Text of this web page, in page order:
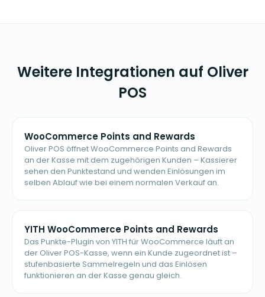
Weitere Integrationen auf Oliver
POS
WooCommerce Points and Rewards
Oliver POS öffnet WooCommerce Points and Rewards
an der Kasse mit dem zugehörigen Kunden – Kassierer
sehen den Punktestand und wenden Einlösungen im
selben Ablauf wie bei einem normalen Verkauf an.
YITH WooCommerce Points and Rewards
Das Punkte-Plugin von YITH für WooCommerce läuft an
der Oliver POS-Kasse, wenn ein Kunde zugeordnet ist –
stufenbasierte Sammelregeln und das Einlösen
funktionieren an der Kasse genau gleich.